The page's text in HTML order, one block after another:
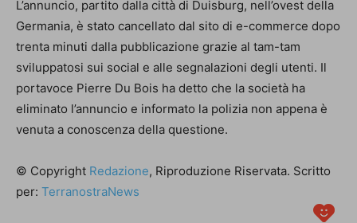
L’annuncio, partito dalla città di Duisburg, nell’ovest della
Germania, è stato cancellato dal sito di e-commerce dopo
trenta minuti dalla pubblicazione grazie al tam-tam
sviluppatosi sui social e alle segnalazioni degli utenti. Il
portavoce Pierre Du Bois ha detto che la società ha
eliminato l’annuncio e informato la polizia non appena è
venuta a conoscenza della questione.
© Copyright Redazione, Riproduzione Riservata. Scritto
per: TerranostraNews